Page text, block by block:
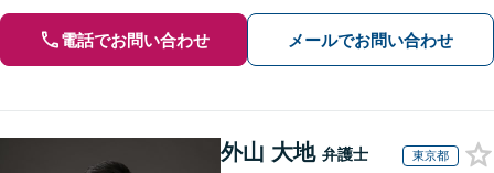
電話でお問い合わせ メールでお問い合わせ
外山 大地 弁護士 東京都